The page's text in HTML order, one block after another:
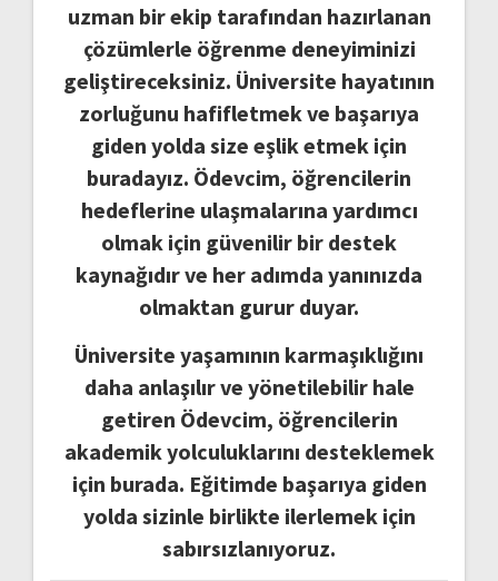
uzman bir ekip tarafından hazırlanan
çözümlerle öğrenme deneyiminizi
geliştireceksiniz. Üniversite hayatının
zorluğunu hafifletmek ve başarıya
giden yolda size eşlik etmek için
buradayız. Ödevcim, öğrencilerin
hedeflerine ulaşmalarına yardımcı
olmak için güvenilir bir destek
kaynağıdır ve her adımda yanınızda
olmaktan gurur duyar.
Üniversite yaşamının karmaşıklığını
daha anlaşılır ve yönetilebilir hale
getiren Ödevcim, öğrencilerin
akademik yolculuklarını desteklemek
için burada. Eğitimde başarıya giden
yolda sizinle birlikte ilerlemek için
sabırsızlanıyoruz.